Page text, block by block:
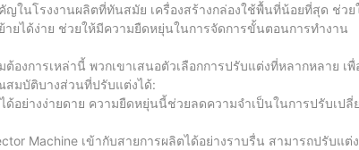
ในโรงงานผลิตที่ทันสมัย เครื่องสร้างกล่องใช้พื้นที่น้อยที่สุด ช่วย
ยได้ง่าย ช่วยให้มีความยืดหยุ่นในการจัดการขั้นตอนการทำงาน
งการเหล่านี้ พวกเขาเสนอตัวเลือกการปรับแต่งที่หลากหลาย เพื่
สมบัติบางส่วนที่ปรับแต่งได้:
ด้อย่างง่ายดาย ความยืดหยุ่นนี้ช่วยลดความจำเป็นในการปรับเปลี่
Machine เข้ากับสายการผลิตได้อย่างราบรื่น สามารถปรับแต่ง